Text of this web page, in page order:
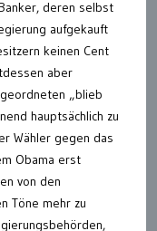
deren selbst
aufgekauft
keinen Cent
aber
„blieb
hauptsächlich zu
Wähler gegen das
Obama erst
von den
Töne mehr zu